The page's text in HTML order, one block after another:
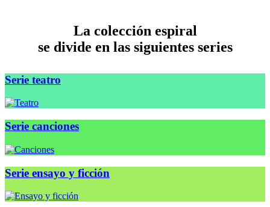
La colección espiral
se divide en las siguientes series
Serie teatro
Serie canciones
Serie ensayo y ficción